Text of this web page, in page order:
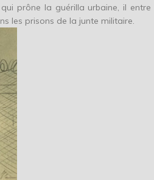
prône la guérilla urbaine, il entre
les prisons de la junte militaire.